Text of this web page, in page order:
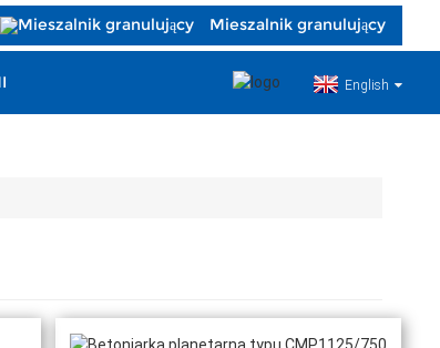
Mieszalnik granulujący
English